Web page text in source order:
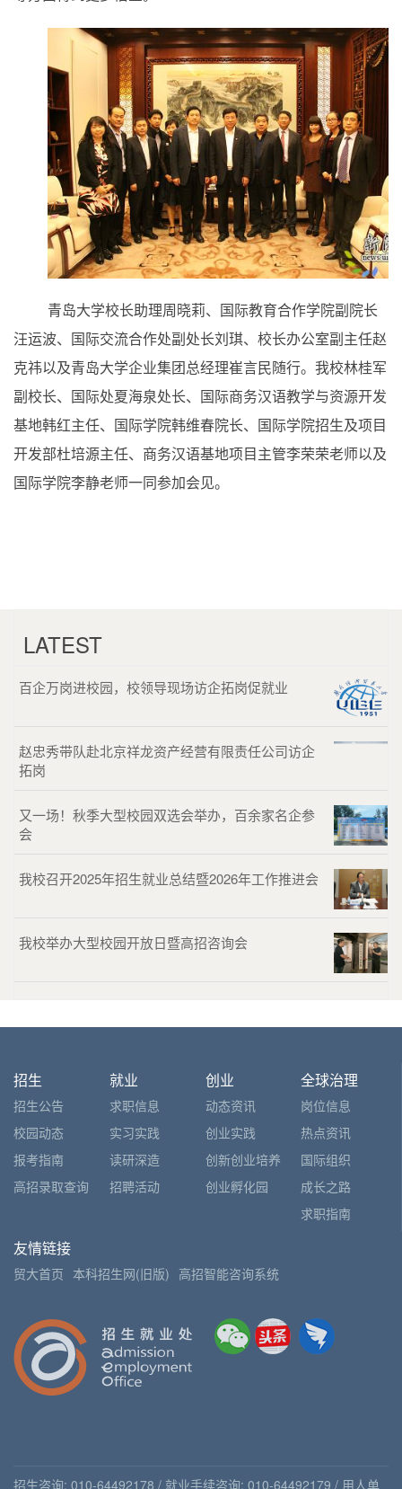
青岛大学校长助理周晓莉、国际教育合作学院副院长
汪运波、国际交流合作处副处长刘琪、校长办公室副主任赵
克祎以及青岛大学企业集团总经理崔言民随行。我校林桂军
副校长、国际处夏海泉处长、国际商务汉语教学与资源开发
基地韩红主任、国际学院韩维春院长、国际学院招生及项目
开发部杜培源主任、商务汉语基地项目主管李荣荣老师以及
国际学院李静老师一同参加会见。
LATEST
百企万岗进校园，校领导现场访企拓岗促就业
赵忠秀带队赴北京祥龙资产经营有限责任公司访企
拓岗
又一场！秋季大型校园双选会举办，百余家名企参
会
我校召开2025年招生就业总结暨2026年工作推进会
我校举办大型校园开放日暨高招咨询会
招生
招生公告
校园动态
报考指南
高招录取查询
就业
求职信息
实习实践
读研深造
招聘活动
创业
动态资讯
创业实践
创新创业培养
创业孵化园
全球治理
岗位信息
热点资讯
国际组织
成长之路
求职指南
友情链接
贸大首页 本科招生网(旧版) 高招智能咨询系统
招生咨询: 010-64492178 / 就业手续咨询: 010-64492179 / 用人单